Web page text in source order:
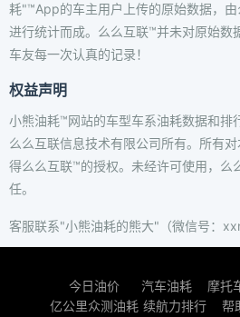
耗"™App的车主用户上传的原始数据，
进行统计而成。么么互联™并未对原始数
车友每一次认真的记录！
权益声明
小熊油耗™网站的车型车系油耗数据和排
么么互联信息技术有限公司所有。所有
得么么互联™的授权。未经许可使用，么
任。
客服联系"小熊油耗的熊大"（微信号：
今日油价 汽车油耗 摩托
亿公里众测油耗 续航力排行 帮